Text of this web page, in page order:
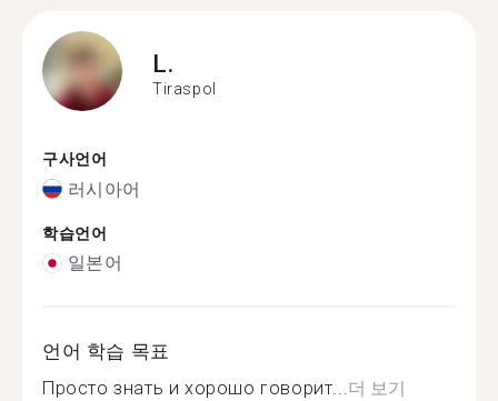
L.
Tiraspol
구사언어
러시아어
학습언어
일본어
언어 학습 목표
Просто знать и хорошо говорит...더 보기